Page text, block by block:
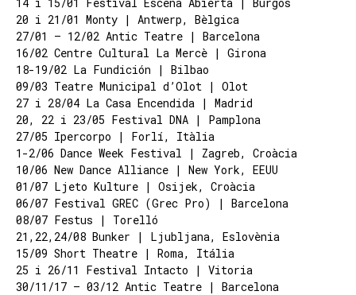
20 i 21/01 Monty | Antwerp, Bèlgica
27/01 – 12/02 Antic Teatre | Barcelona
16/02 Centre Cultural La Mercè | Girona
18-19/02 La Fundición | Bilbao
09/03 Teatre Municipal d’Olot | Olot
27 i 28/04 La Casa Encendida | Madrid
20, 22 i 23/05 Festival DNA | Pamplona
27/05 Ipercorpo | Forlí, Itàlia
1-2/06 Dance Week Festival | Zagreb, Croàcia
10/06 New Dance Alliance | New York, EEUU
01/07 Ljeto Kulture | Osijek, Croàcia
06/07 Festival GREC (Grec Pro) | Barcelona
08/07 Festus | Torelló
21,22,24/08 Bunker | Ljubljana, Eslovènia
15/09 Short Theatre | Roma, Itália
25 i 26/11 Festival Intacto | Vitoria
30/11/17 – 03/12 Antic Teatre | Barcelona